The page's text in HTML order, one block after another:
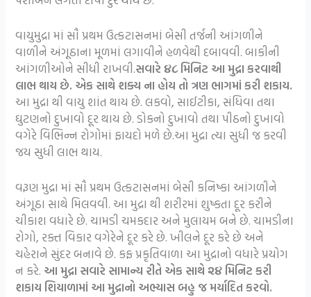
વાયુમુદ્રા માં સૌ પ્રથમ ઉત્કટાસનમાં બેસી તર્જની આંગળીને
વાળીને અંગૂઠાના મૂળમાં લગાવીને હળવેથી દબાવવી. બાકીની
આંગળીઓને સીધી રાખવી.સવારે ૪૮ મિનિટ આ મુદ્રા કરવાથી
લાભ થાય છે. એક સાથે શક્ય ના હોય તો ત્રણ ભાગમાં કરી શકાય.
આ મુદ્રા થી વાયુ શાંત થાય છે. લકવો, સાઈટીકા, સંધિવા તથા
ઘુટણનો દુખાવો દૂર થાય છે. ડોકનો દુખાવો તથા પીઠનો દુખાવો
વગેરે વિભિન્ન રોગોમાં ફાયદો મળે છે.આ મુદ્રા ત્યા સુધી જ કરવી
જય સુધી લાભ થાય.
વરૂણ મુદ્રા માં સૌ પ્રથમ ઉત્કટાસનમાં બેસી કનિષ્કા આંગળીને
અંગૂઠા સાથે મિલવવી. આ મુદ્રા થી શરીરમાં શુષ્કતા દૂર કરીને
ચીકાશ વધારે છે. ચામડી ચમકદાર અને મુલાયમ બને છે. ચામડીના
રોગો, રક્ત વિકાર વગેરેને દૂર કરે છે. ખીલને દૂર કરે છે અને
ચહેરાને સુંદર બનાવે છે. કફ પ્રકૃતિવાળા આ મુદ્રાનો વધારે પ્રયોગ
ન કરે. આ મુદ્રા સવારે સામાન્ય રીતે એક સાથે ૨૪ મિનિટ કરી
શકાય શિયાળામાં આ મુદ્રાનો અભ્યાસ બહુ જ મર્યાદિત કરવો.